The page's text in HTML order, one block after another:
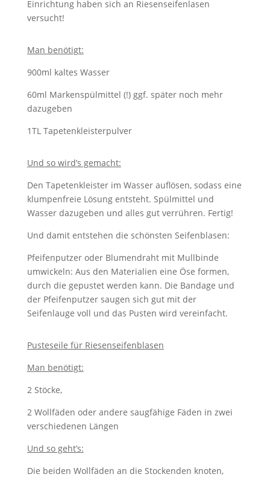
Einrichtung haben sich an Riesenseifenlasen
versucht!
Man benötigt:
900ml kaltes Wasser
60ml Markenspülmittel (!) ggf. später noch mehr
dazugeben
1TL Tapetenkleisterpulver
Und so wird’s gemacht:
Den Tapetenkleister im Wasser auflösen, sodass eine
klumpenfreie Lösung entsteht. Spülmittel und
Wasser dazugeben und alles gut verrühren. Fertig!
Und damit entstehen die schönsten Seifenblasen:
Pfeifenputzer oder Blumendraht mit Mullbinde
umwickeln: Aus den Materialien eine Öse formen,
durch die gepustet werden kann. Die Bandage und
der Pfeifenputzer saugen sich gut mit der
Seifenlauge voll und das Pusten wird vereinfacht.
Pusteseile für Riesenseifenblasen
Man benötigt:
2 Stöcke,
2 Wollfäden oder andere saugfähige Fäden in zwei
verschiedenen Längen
Und so geht’s:
Die beiden Wollfäden an die Stockenden knoten,